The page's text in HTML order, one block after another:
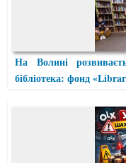
На Волині
бібліотека: фонд